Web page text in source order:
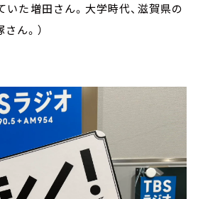
いた増田さん。大学時代、滋賀県の
ん。）